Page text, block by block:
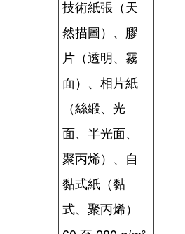
技術紙張（天
然描圖）、膠
片（透明、霧
面）、相片紙
（絲緞、光
面、半光面、
聚丙烯）、自
黏式紙（黏
式、聚丙烯）